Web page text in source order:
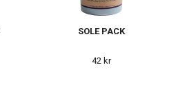
SOLE PACK
42 kr